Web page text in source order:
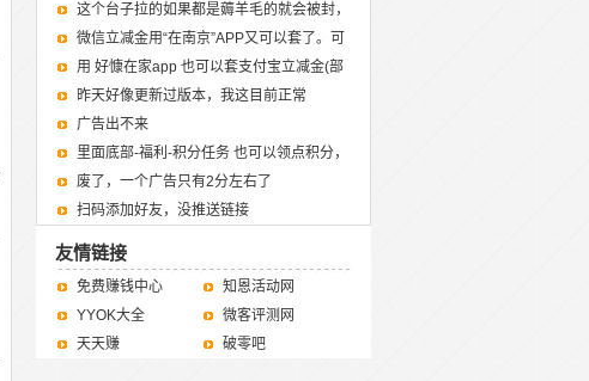
群都发了这个，薅羊毛的人以及刷子太多把
台子给薅崩了，不过过阵子还是有可能再复
活
这个台子拉的如果都是薅羊毛的就会被封，
不过可以无限注册小号，过阵子(一周以上
或者一两个月)还可以再薅
微信立减金用“在南京”APP又可以套了。可
惜一年内免手续费只能提6次。
用 好慷在家app 也可以套支付宝立减金(部
分号甚至可以套花呗)。微信立减金的话它
现在好像不支持了。
昨天好像更新过版本，我这目前正常
广告出不来
里面底部-福利-积分任务 也可以领点积分，
不过没有首页签到多罢了。
废了，一个广告只有2分左右了
扫码添加好友，没推送链接
友情链接
免费赚钱中心
知恩活动网
YYOK大全
微客评测网
天天赚
破零吧